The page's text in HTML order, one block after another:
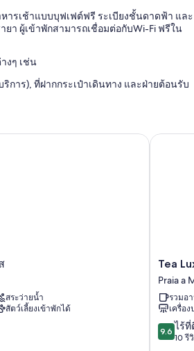
ารเช้าแบบบุฟเฟต์ฟรี ระเบียงชั้นดาดฟ้า และ
ยา ผู้เข้าพักสามารถเชื่อมต่อกับWi-Fi ฟรีใน
งๆ เช่น
การ), ที่ฝากกระเป๋าเดินทาง และฝ่ายต้อนรับ
อร์นิเจอร์กลางแจ้ง
มัติ
สระว่ายน้ำ
สัตว์เลี้ยงเข้าพักได้
Tea
Luxury
Praia
a
Mare
Tea
Praia a
รวมอ
เครื่อ
9.6
จาก
9.6 ไร้ที่
10 รี
Tea